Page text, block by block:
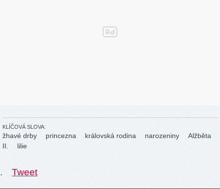
KLÍČOVÁ SLOVA:
žhavé drby princezna královská rodina narozeniny
Alžběta
II.
lilie
. Tweet